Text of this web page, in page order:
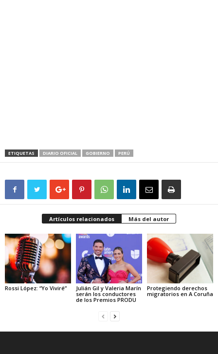
ETIQUETAS DIARIO OFICIAL GOBIERNO PERÚ
Artículos relacionados Más del autor
Rossi López: “Yo Viviré”
Julián Gil y Valeria Marín
serán los conductores
de los Premios PRODU
Protegiendo derechos
migratorios en A Coruña